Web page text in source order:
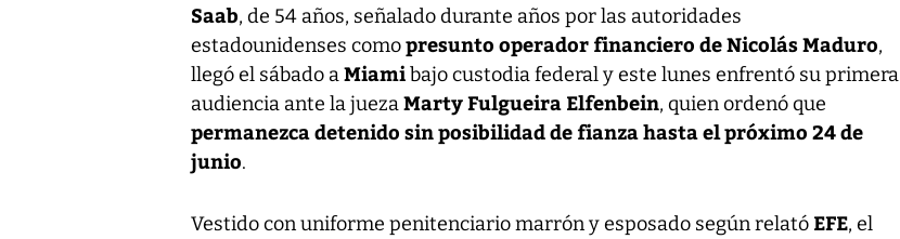
Saab, de 54 años, señalado durante años por las autoridades
estadounidenses comopresunto operador financiero de Nicolás Maduro,
llegó el sábado aMiamibajo custodia federal y este lunes enfrentó su primera
audiencia ante la juezaMarty Fulgueira Elfenbein, quien ordenó que
permanezca detenido sin posibilidad de fianza hasta el próximo 24 de
junio.
Vestido con uniforme penitenciario marrón y esposado según relató EFE, el